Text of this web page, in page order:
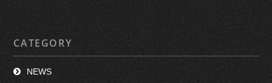
CATEGORY
NEWS